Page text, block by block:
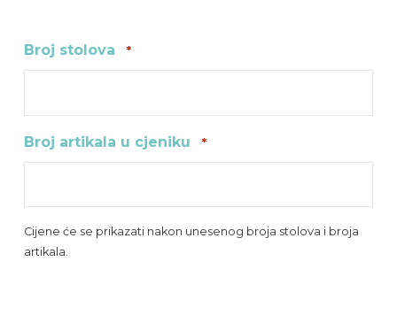
Broj stolova *
Broj artikala u cjeniku *
Cijene će se prikazati nakon unesenog broja stolova i broja
artikala.